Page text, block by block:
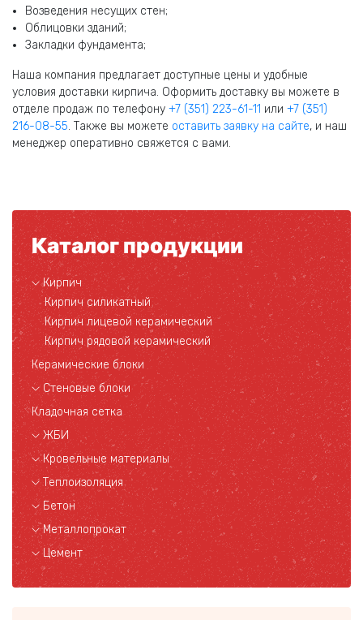
Возведения несущих стен;
Облицовки зданий;
Закладки фундамента;
Наша компания предлагает доступные цены и удобные
условия доставки кирпича. Оформить доставку вы можете в
отделе продаж по телефону +7 (351) 223-61-11 или +7 (351)
216-08-55. Также вы можете оставить заявку на сайте, и наш
менеджер оперативно свяжется с вами.
Каталог продукции
Кирпич
Кирпич силикатный
Кирпич лицевой керамический
Кирпич рядовой керамический
Керамические блоки
Стеновые блоки
Кладочная сетка
ЖБИ
Кровельные материалы
Теплоизоляция
Бетон
Металлопрокат
Цемент